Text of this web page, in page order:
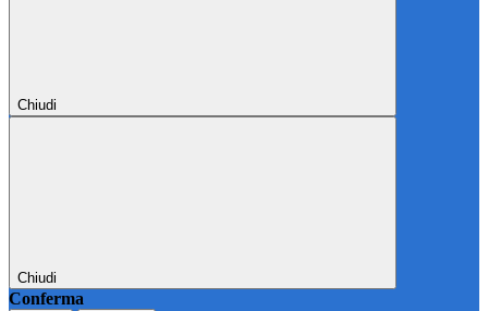
Chiudi
Chiudi
Conferma